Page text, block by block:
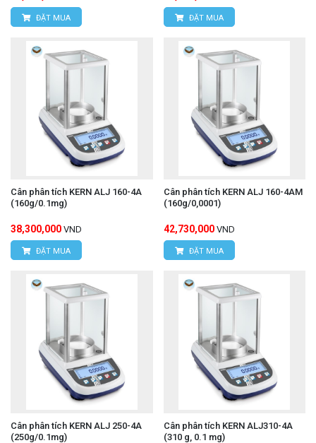
ĐẶT MUA ĐẶT MUA
Cân phân tích KERN ALJ 160-4A
(160g/0.1mg)
38,300,000 VND
ĐẶT MUA
Cân phân tích KERN ALJ 160-4AM
(160g/0,0001)
42,730,000 VND
ĐẶT MUA
Cân phân tích KERN ALJ 250-4A
(250g/0.1mg)
Cân phân tích KERN ALJ310-4A
(310 g, 0.1 mg)